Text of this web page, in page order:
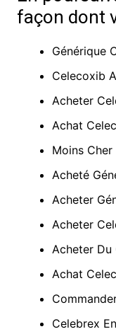
façon dont
Générique
Celecoxib
Acheter
Achat
Moins
Acheté
Acheter
Acheter
Acheter Du
Achat
Celebrex